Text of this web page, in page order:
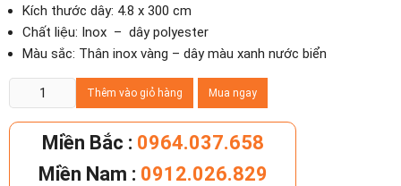
Kích thước dây: 4.8 x 300 cm
Chất liệu: Inox – dây polyester
Màu sắc: Thân inox vàng – dây màu xanh nước biển
chắn
Inox
Thêm vào giỏ hàng Mua ngay
Miền Bắc : 0964.037.658
Miền Nam : 0912.026.829